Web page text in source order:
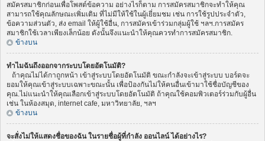
สมัครสมาชิกก่อนเพื่อโพสต์ข้อความ อย่างไรก็ตาม การสมัครสมาชิกจะทำให้คุณ
สามารถใช้คุณลักษณะเพิ่มเติม ที่ไม่มีให้ใช้ในผู้เยี่ยมชม เช่น การใช้รูปประจำตัว,
ข้อความส่วนตัว, ส่ง email ให้ผู้ใช้อื่น, การสมัครเข้าร่วมกลุ่มผู้ใช้ ฯลฯ.การสมัคร
สมาชิกใช้เวลาเพียงเล็กน้อย ดังนั้นจึงแนะนำให้คุณควรทำการสมัครสมาชิก.
ข้างบน
ทำไมฉันถึงออกจากระบบโดยอัตโนมัติ?
ถ้าคุณไม่ได้กาถูกหน้า เข้าสู่ระบบโดยอัตโนมัติ ขณะกำลังจะเข้าสู่ระบบ บอร์ดจะ
ยอมให้คุณเข้าสู่ระบบเฉพาะขณะนั้น เพื่อป้องกันไม่ให้คนอื่นเข้ามาใช้ชื่อบัญชีของ
คุณ.ไม่แนะนำให้คุณเลือกเข้าสู่ระบบโดยอัตโนมัติ ถ้าคุณใช้คอมพิวเตอร์ร่วมกับผู้อื่น
เช่น ในห้องสมุด, internet cafe, มหาวิทยาลัย, ฯลฯ
ข้างบน
จะสั่งไม่ให้แสดงชื่อของฉัน ในรายชื่อผู้ที่กำลัง ออนไลน์ ได้อย่างไร?